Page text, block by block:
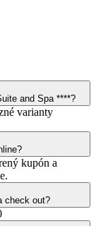
and Spa ****?
varianty
kupón a
check out?